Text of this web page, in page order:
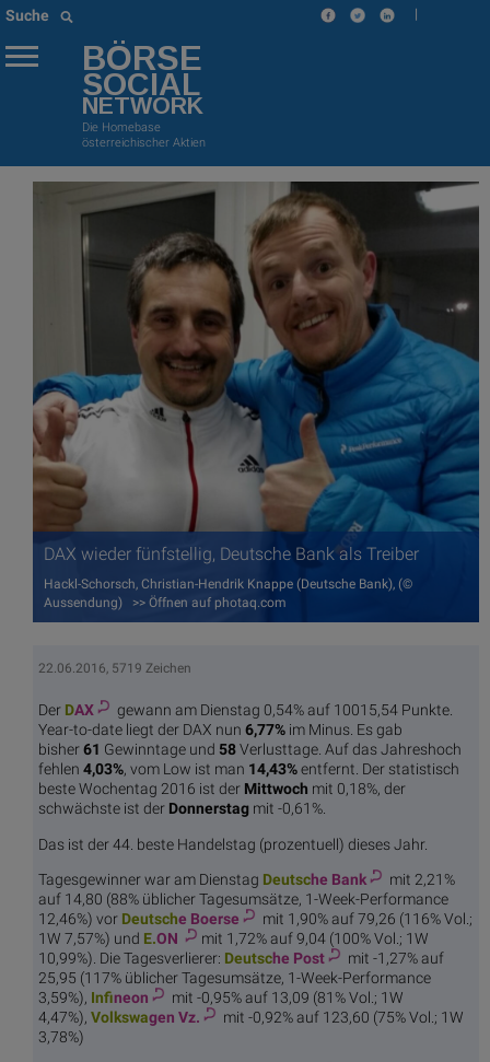
Suche |
BÖRSE
SOCIAL
NETWORK
Die Homebase
österreichischer Aktien
DAX wieder fünfstellig, Deutsche Bank als Treiber
Hackl-Schorsch, Christian-Hendrik Knappe (Deutsche Bank), (©
Aussendung) >> Öffnen auf photaq.com
22.06.2016, 5719 Zeichen
Der DAX
gewann am Dienstag 0,54% auf 10015,54 Punkte.
Year-to-date liegt der DAX nun 6,77% im Minus. Es gab
bisher61 Gewinntage und 58Verlusttage. Auf das Jahreshoch
fehlen 4,03%, vom Low ist man 14,43%entfernt. Der statistisch
beste Wochentag 2016 ist der Mittwoch mit 0,18%, der
schwächste ist der Donnerstag mit -0,61%.
Das ist der 44. beste Handelstag (prozentuell) dieses Jahr.
Tagesgewinner war am Dienstag Deutsche Bank
mit 2,21%
auf 14,80 (88% üblicher Tagesumsätze, 1-Week-Performance
12,46%) vor Deutsche Boerse
mit 1,90% auf 79,26 (116% Vol.;
1W 7,57%) und E.ON
mit 1,72% auf 9,04 (100% Vol.; 1W
10,99%). Die Tagesverlierer: Deutsche Post
mit -1,27% auf
25,95 (117% üblicher Tagesumsätze, 1-Week-Performance
3,59%), Infineon
mit -0,95% auf 13,09 (81% Vol.; 1W
4,47%), Volkswagen Vz.
mit -0,92% auf 123,60 (75% Vol.; 1W
3,78%)